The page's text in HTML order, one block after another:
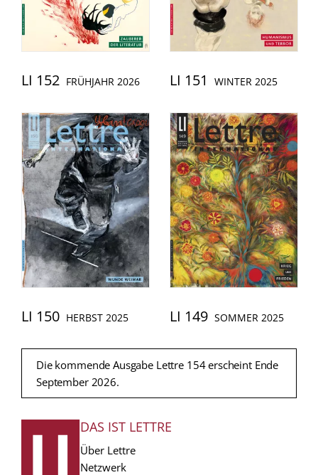
LI 152 FRÜHJAHR 2026 LI 151 WINTER 2025
LI 150 HERBST 2025 LI 149 SOMMER 2025
Die kommende Ausgabe Lettre 154 erscheint Ende
September 2026.
FUSSZEILE
DAS IST LETTRE
Über Lettre
Netzwerk